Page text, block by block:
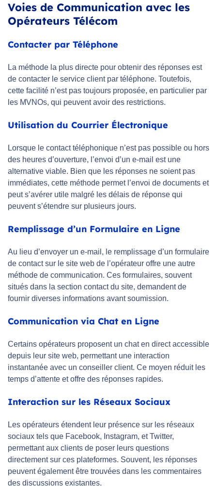
Voies de Communication avec les
Opérateurs Télécom
Contacter par Téléphone
La méthode la plus directe pour obtenir des réponses est
de contacter le service client par téléphone. Toutefois,
cette facilité n’est pas toujours proposée, en particulier par
les MVNOs, qui peuvent avoir des restrictions.
Utilisation du Courrier Électronique
Lorsque le contact téléphonique n’est pas possible ou hors
des heures d’ouverture, l’envoi d’un e-mail est une
alternative viable. Bien que les réponses ne soient pas
immédiates, cette méthode permet l’envoi de documents et
peut s’avérer utile malgré les délais de réponse qui
peuvent s’étendre sur plusieurs jours.
Remplissage d’un Formulaire en Ligne
Au lieu d’envoyer un e-mail, le remplissage d’un formulaire
de contact sur le site web de l’opérateur offre une autre
méthode de communication. Ces formulaires, souvent
situés dans la section contact du site, demandent de
fournir diverses informations avant soumission.
Communication via Chat en Ligne
Certains opérateurs proposent un chat en direct accessible
depuis leur site web, permettant une interaction
instantanée avec un conseiller client. Ce moyen réduit les
temps d’attente et offre des réponses rapides.
Interaction sur les Réseaux Sociaux
Les opérateurs étendent leur présence sur les réseaux
sociaux tels que Facebook, Instagram, et Twitter,
permettant aux clients de poser leurs questions
directement sur ces plateformes. Souvent, les réponses
peuvent également être trouvées dans les commentaires
des discussions existantes.